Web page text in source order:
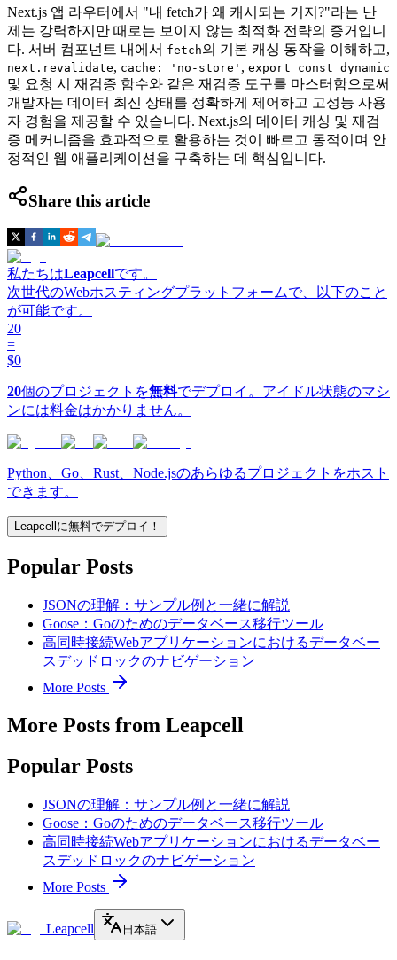
Next.js 앱 라우터에서 "내 fetch가 왜 캐시되는 거지?"라는 난
제는 강력하지만 때로는 보이지 않는 최적화 전략의 증거입니
다. 서버 컴포넌트 내에서 fetch의 기본 캐싱 동작을 이해하고,
next.revalidate, cache: 'no-store' , export const dynamic
및 요청 시 재검증 함수와 같은 재검증 도구를 마스터함으로써
개발자는 데이터 최신 상태를 정확하게 제어하고 고성능 사용
자 경험을 제공할 수 있습니다. Next.js의 데이터 캐싱 및 재검
증 메커니즘을 효과적으로 활용하는 것이 빠르고 동적이며 안
정적인 웹 애플리케이션을 구축하는 데 핵심입니다.
Share this article
私たちはLeapcellです。
次世代のWebホスティングプラットフォームで、以下のこと
が可能です。
20
=
$0
20個のプロジェクトを無料でデプロイ。アイドル状態のマシ
ンには料金はかかりません。
Python、Go、Rust、Node.jsのあらゆるプロジェクトをホスト
できます。
Leapcellに無料でデプロイ！
Popular Posts
JSONの理解：サンプル例と一緒に解説
Goose：Goのためのデータベース移行ツール
高同時接続Webアプリケーションにおけるデータベー
スデッドロックのナビゲーション
More Posts
More Posts from Leapcell
Popular Posts
JSONの理解：サンプル例と一緒に解説
Goose：Goのためのデータベース移行ツール
高同時接続Webアプリケーションにおけるデータベー
スデッドロックのナビゲーション
More Posts
Leapcell 日本語